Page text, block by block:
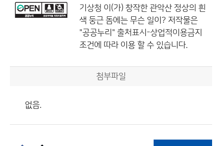
기상청 이(가) 창작한 관악산 정상의 흰
색 둥근 돔에는 무슨 일이? 저작물은
"공공누리" 출처표시-상업적이용금지
조건에 따라 이용 할 수 있습니다.
첨부파일
없음.